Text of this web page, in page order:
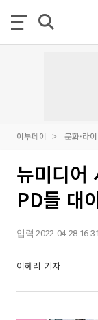
이투데이 문화·라
뉴미디어
PD들 대
입력 2022-04-28 16:31
이혜리 기자